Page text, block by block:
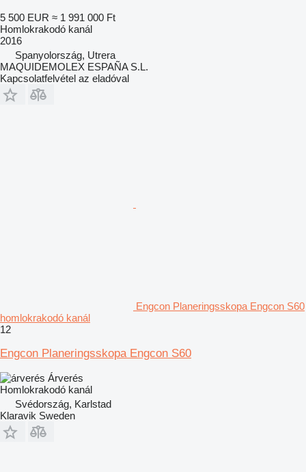
5 500 EUR ≈ 1 991 000 Ft
Homlokrakodó kanál
2016
Spanyolország, Utrera
MAQUIDEMOLEX ESPAÑA S.L.
Kapcsolatfelvétel az eladóval
Engcon Planeringsskopa Engcon S60
homlokrakodó kanál
12
Engcon Planeringsskopa Engcon S60
Árverés
Homlokrakodó kanál
Svédország, Karlstad
Klaravik Sweden